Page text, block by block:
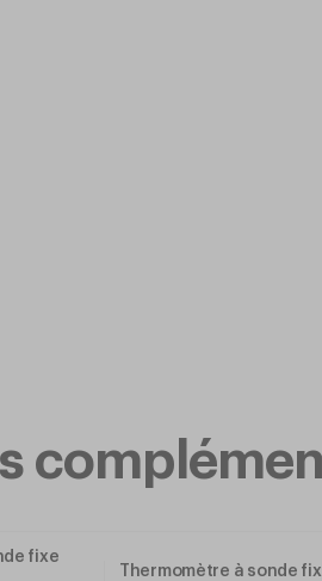
Thermomètre à sonde